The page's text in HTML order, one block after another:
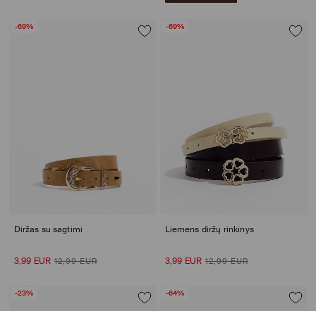
-69%
Diržas su sagtimi
3,99 EUR 12,99 EUR
-69%
Liemens diržų rinkinys
3,99 EUR 12,99 EUR
-23% -64%